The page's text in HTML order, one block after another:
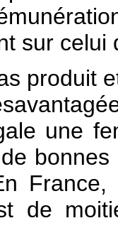
sur celui
produit
une
de